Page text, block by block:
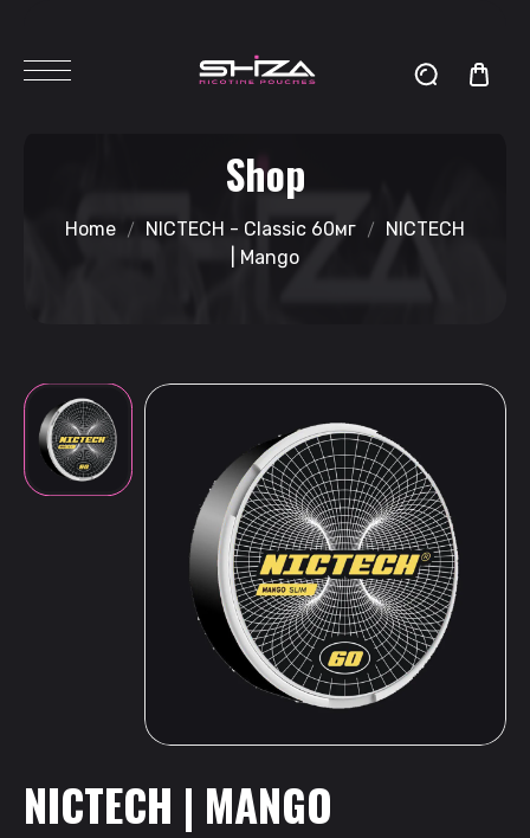
Shop
Home NICTECH - Classic 60мг
NICTECH
| Mango
NICTECH | MANGO